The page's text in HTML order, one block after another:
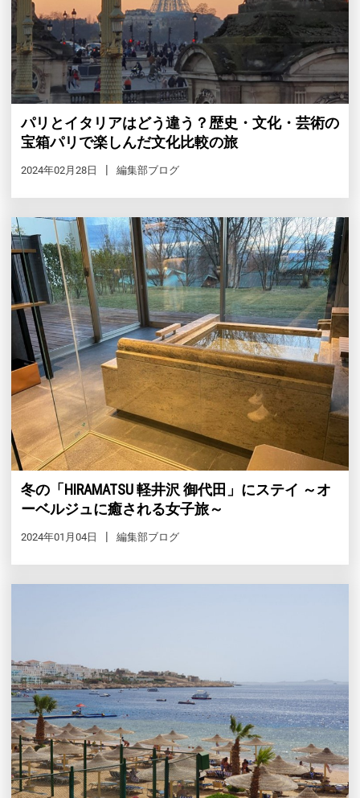
パリとイタリアはどう違う？歴史・文化・芸術の
宝箱パリで楽しんだ文化比較の旅
2024年02月28日 編集部ブログ
冬の「HIRAMATSU 軽井沢 御代田」にステイ ～オ
ーベルジュに癒される女子旅～
2024年01月04日 編集部ブログ